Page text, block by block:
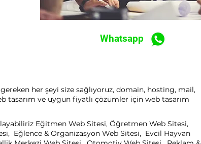
Whatsapp
her şeyi size sağlıyoruz, domain, hosting, mail,
tasarım ve uygun fiyatlı çözümler için web tasarım
Eğitmen Web Sitesi, Öğretmen Web Sitesi,
Eğlence & Organizasyon Web Sitesi, Evcil Hayvan